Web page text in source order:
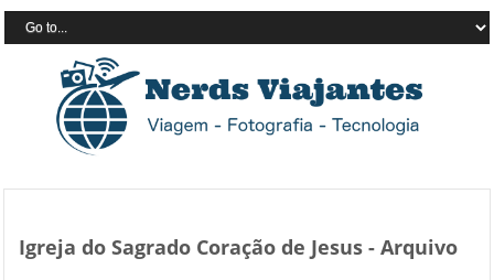
Igreja do Sagrado Coração de Jesus - Arquivo